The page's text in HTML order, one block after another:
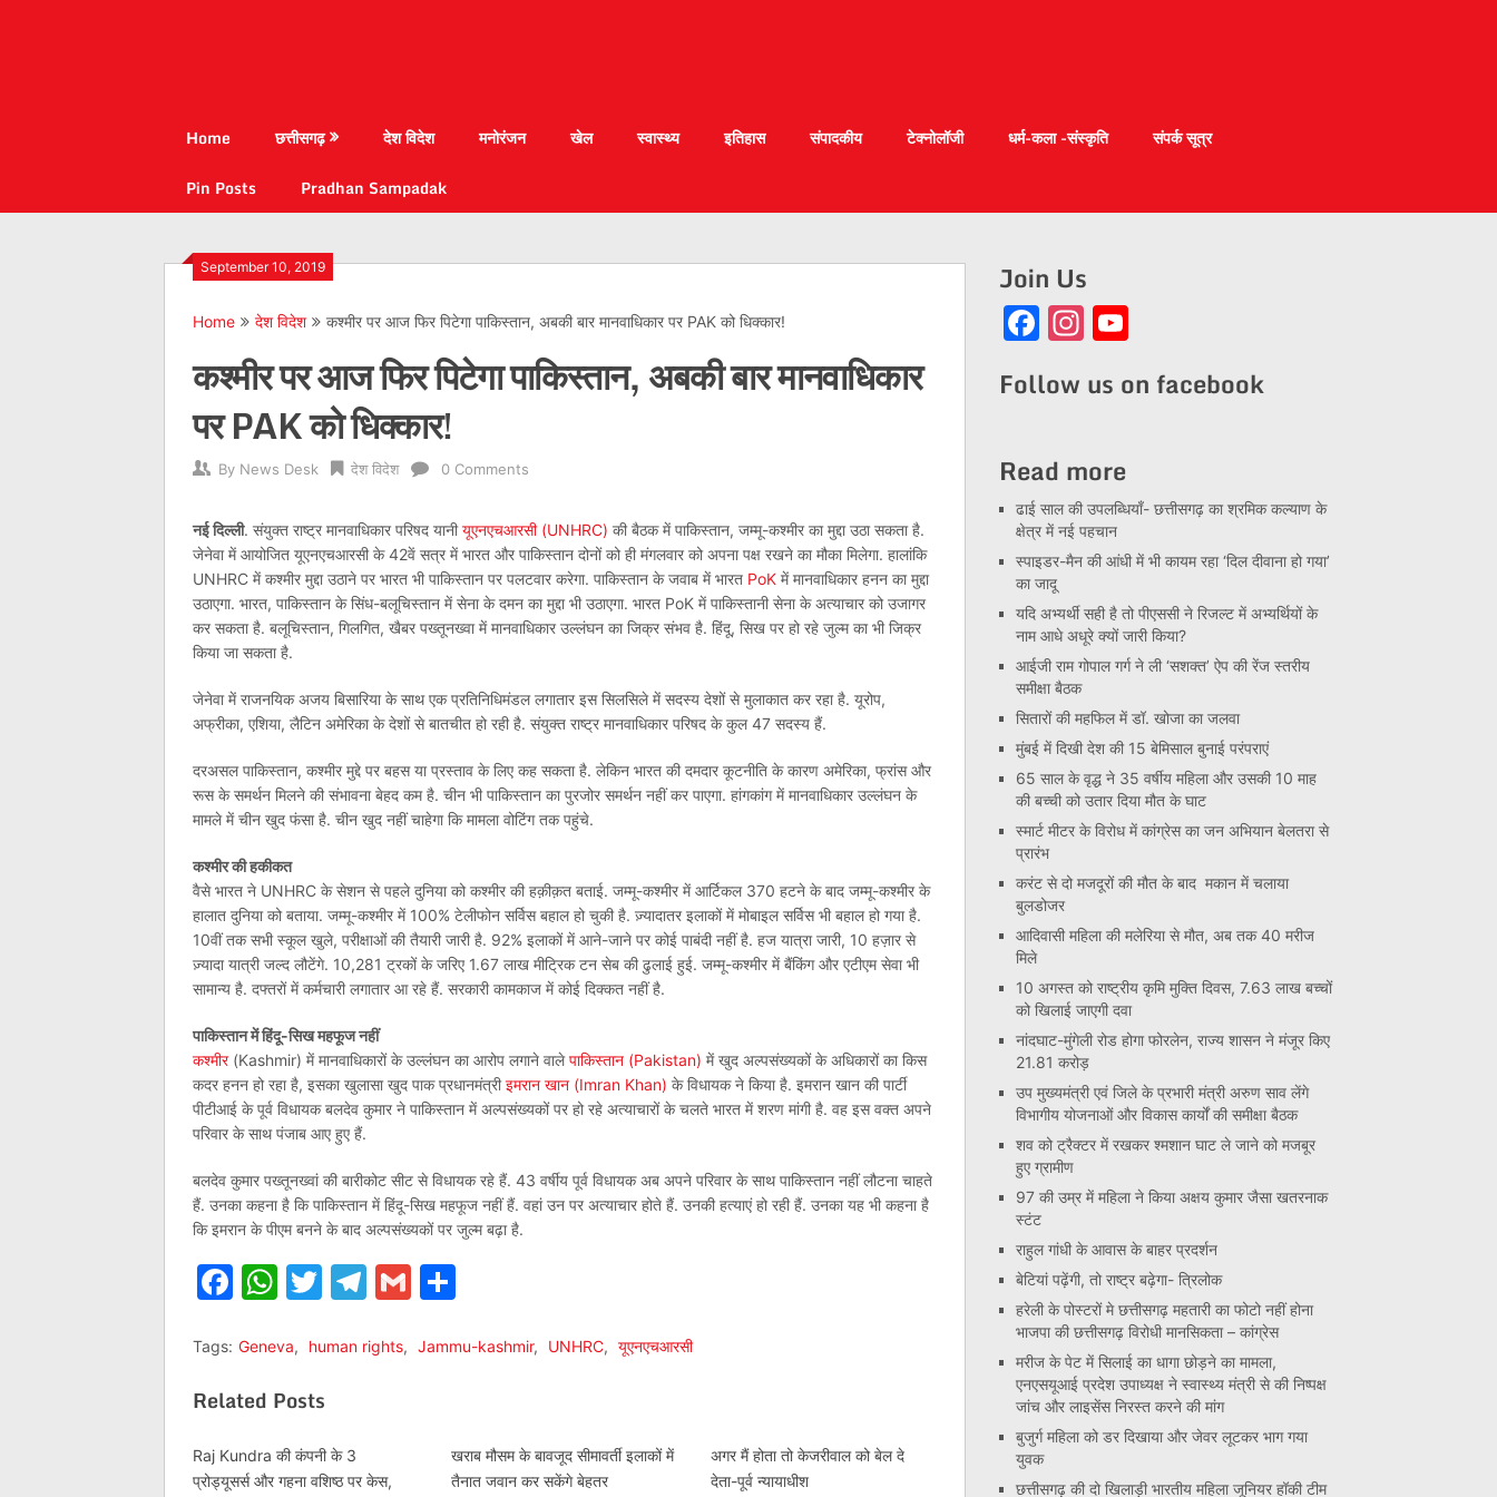
Home छत्तीसगढ़ देश विदेश मनोरंजन खेल स्वास्थ्य इतिहास संपादकीय टेक्नोलॉजी धर्म-कला -संस्कृति
संपर्क सूत्र
Pin Posts
Pradhan Sampadak
September 10, 2019
Home देश विदेश कश्मीर पर आज फिर पिटेगा पाकिस्तान, अबकी बार मानवाधिकार पर PAK को धिक्कार!
कश्मीर पर आज फिर पिटेगा पाकिस्तान, अबकी बार मानवाधिकार
पर PAK को धिक्कार!
By News Desk देश विदेश 0 Comments
नई दिल्‍ली. संयुक्‍त राष्‍ट्र मानवाधिकार परिषद यानीयूएनएचआरसी (UNHRC) की बैठक में पाकिस्‍तान, जम्‍मू-कश्‍मीर का मुद्दा उठा सकता है.
जेनेवा में आयोजित यूएनएचआरसी के 42वें सत्र में भारत और पाकिस्‍तान दोनों को ही मंगलवार को अपना पक्ष रखने का मौका मिलेगा. हालां‍कि
UNHRC में कश्मीर मुद्दा उठाने पर भारत भी पाकिस्तान पर पलटवार करेगा. पाकिस्तान के जवाब में भारत PoK में मानवाधिकार हनन का मुद्दा
उठाएगा. भारत, पाकिस्तान के सिंध-बलूचिस्‍तान में सेना के दमन का मुद्दा भी उठाएगा. भारत PoK में पाकिस्तानी सेना के अत्याचार को उजागर
कर सकता है. बलूचिस्तान, गिलगित, खैबर पख्तूनख्वा में मानवाधिकार उल्लंघन का जिक्र संभव है. हिंदू, सिख पर हो रहे जुल्म का भी जिक्र
किया जा सकता है.
जेनेवा में राजनयिक अजय बिसारिया के साथ एक प्रतिनिधिमंडल लगातार इस सिलसिले में सदस्य देशों से मुलाकात कर रहा है. यूरोप,
अफ्रीका, एशिया, लैटिन अमेरिका के देशों से बातचीत हो रही है. संयुक्त राष्ट्र मानवाधिकार परिषद के कुल 47 सदस्य हैं.
दरअसल पाकिस्तान, कश्‍मीर मुद्दे पर बहस या प्रस्ताव के लिए कह सकता है. लेकिन भारत की दमदार कूटनीति के कारण अमेरिका, फ्रांस और
रूस के समर्थन मिलने की संभावना बेहद कम है. चीन भी पाकिस्तान का पुरजोर समर्थन नहीं कर पाएगा. हांगकांग में मानवाधिकार उल्लंघन के
मामले में चीन खुद फंसा है. चीन खुद नहीं चाहेगा कि मामला वोटिंग तक पहुंचे.
कश्‍मीर की हकीकत
वैसे भारत ने UNHRC के सेशन से पहले दुनिया को कश्मीर की हक़ीक़त बताई. जम्‍मू-कश्‍मीर में आर्टिकल 370 हटने के बाद जम्मू-कश्मीर के
हालात दुनिया को बताया. जम्मू-कश्मीर में 100% टेलीफोन सर्विस बहाल हो चुकी है. ज़्यादातर इलाकों में मोबाइल सर्विस भी बहाल हो गया है.
10वीं तक सभी स्कूल खुले, परीक्षाओं की तैयारी जारी है. 92% इलाकों में आने-जाने पर कोई पाबंदी नहीं है. हज यात्रा जारी, 10 हज़ार से
ज़्यादा यात्री जल्द लौटेंगे. 10,281 ट्रकों के जरिए 1.67 लाख मीट्रिक टन सेब की ढुलाई हुई. जम्मू-कश्मीर में बैंकिंग और एटीएम सेवा भी
सामान्य है. दफ्तरों में कर्मचारी लगातार आ रहे हैं. सरकारी कामकाज में कोई दिक्कत नहीं है.
पाकिस्‍तान में हिंदू-सिख महफूज नहीं
कश्‍मीर(Kashmir) में मानवाधिकारों के उल्‍लंघन का आरोप लगाने वालेपाकिस्‍तान (Pakistan) में खुद अल्‍पसंख्‍यकों के अधिकारों का किस
कदर हनन हो रहा है, इसका खुलासा खुद पाक प्रधानमंत्रीइमरान खान (Imran Khan) के विधायक ने किया है. इमरान खान की पार्टी
पीटीआई के पूर्व विधायक बलदेव कुमार ने पाकिस्‍तान में अल्‍पसंख्‍यकों पर हो रहे अत्‍याचारों के चलते भारत में शरण मांगी है. वह इस वक्‍त अपने
परिवार के साथ पंजाब आए हुए हैं.
बलदेव कुमार पख्तूनख्वां की बारीकोट सीट से विधायक रहे हैं. 43 वर्षीय पूर्व विधायक अब अपने परिवार के साथ पाकिस्‍तान नहीं लौटना चाहते
हैं. उनका कहना है कि पाकिस्‍तान में हिंदू-सिख महफूज नहीं हैं. वहां उन पर अत्‍याचार होते हैं. उनकी हत्‍याएं हो रही हैं. उनका यह भी कहना है
कि इमरान के पीएम बनने के बाद अल्‍पसंख्‍यकों पर जुल्‍म बढ़ा है.
Facebook
WhatsApp
Twitter
Telegram
Gmail
Tags: Geneva, human rights, Jammu-kashmir, UNHRC, यूएनएचआरसी
Related Posts
Raj Kundra की कंपनी के 3
प्रोड्यूसर्स और गहना वशिष्ठ पर केस,
खराब मौसम के बावजूद सीमावर्ती इलाकों में
तैनात जवान कर सकेंगे बेहतर
अगर मैं होता तो केजरीवाल को बेल दे
देता-पूर्व न्यायाधीश
Join Us
Facebook
Instagram
Follow us on facebook
Read more
ढाई साल की उपलब्धियाँ- छत्तीसगढ़ का श्रमिक कल्याण के
क्षेत्र में नई पहचान
स्पाइडर-मैन की आंधी में भी कायम रहा ‘दिल दीवाना हो गया’
का जादू
यदि अभ्यर्थी सही है तो पीएससी ने रिजल्ट में अभ्यर्थियों के
नाम आधे अधूरे क्यों जारी किया?
आईजी राम गोपाल गर्ग ने ली ‘सशक्त’ ऐप की रेंज स्तरीय
समीक्षा बैठक
सितारों की महफिल में डॉ. खोजा का जलवा
मुंबई में दिखी देश की 15 बेमिसाल बुनाई परंपराएं
65 साल के वृद्ध ने 35 वर्षीय महिला और उसकी 10 माह
की बच्ची को उतार दिया मौत के घाट
स्मार्ट मीटर के विरोध में कांग्रेस का जन अभियान बेलतरा से
प्रारंभ
करंट से दो मजदूरों की मौत के बाद मकान में चलाया
बुलडोजर
आदिवासी महिला की मलेरिया से मौत, अब तक 40 मरीज
मिले
10 अगस्त को राष्ट्रीय कृमि मुक्ति दिवस, 7.63 लाख बच्चों
को खिलाई जाएगी दवा
नांदघाट-मुंगेली रोड होगा फोरलेन, राज्य शासन ने मंजूर किए
21.81 करोड़
उप मुख्यमंत्री एवं जिले के प्रभारी मंत्री अरुण साव लेंगे
विभागीय योजनाओं और विकास कार्यों की समीक्षा बैठक
शव को ट्रैक्टर में रखकर श्मशान घाट ले जाने को मजबूर
हुए ग्रामीण
97 की उम्र में महिला ने किया अक्षय कुमार जैसा खतरनाक
स्टंट
राहुल गांधी के आवास के बाहर प्रदर्शन
बेटियां पढ़ेंगी, तो राष्ट्र बढ़ेगा- त्रिलोक
हरेली के पोस्टरों मे छत्तीसगढ़ महतारी का फोटो नहीं होना
भाजपा की छत्तीसगढ़ विरोधी मानसिकता – कांग्रेस
मरीज के पेट में सिलाई का धागा छोड़ने का मामला,
एनएसयूआई प्रदेश उपाध्यक्ष ने स्वास्थ्य मंत्री से की निष्पक्ष
जांच और लाइसेंस निरस्त करने की मांग
बुजुर्ग महिला को डर दिखाया और जेवर लूटकर भाग गया
युवक
छत्तीसगढ़ की दो खिलाड़ी भारतीय महिला जूनियर हॉकी टीम